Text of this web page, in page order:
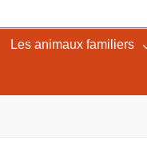
Les animaux familiers